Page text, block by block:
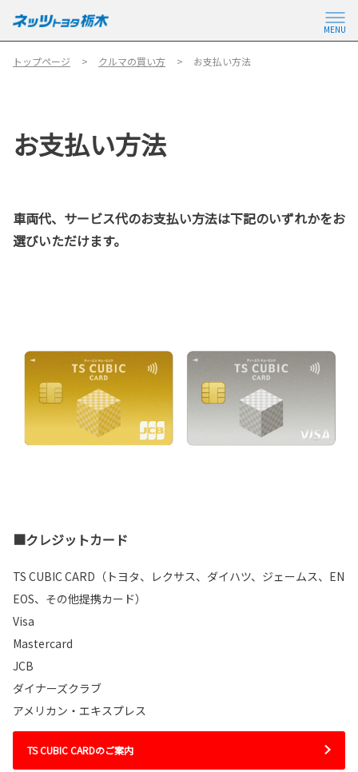
MENU
トップページ クルマの買い方 お支払い方法
お支払い方法
車両代、サービス代のお支払い方法は下記のいずれかをお
選びいただけます。
■クレジットカード
TS CUBIC CARD（トヨタ、レクサス、ダイハツ、ジェームス、EN
EOS、その他提携カード）
Visa
Mastercard
JCB
ダイナーズクラブ
アメリカン・エキスプレス
TS CUBIC CARDのご案内